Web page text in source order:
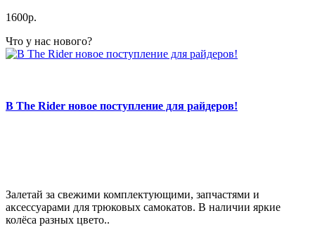
1600р.
Что у нас нового?
В The Rider новое поступление для райдеров!
Залетай за свежими комплектующими, запчастями и
аксессуарами для трюковых самокатов. В наличии яркие
колёса разных цвето..